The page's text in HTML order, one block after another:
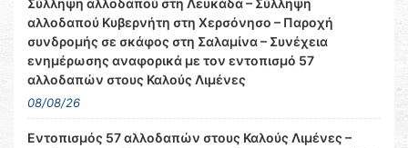
Σύλληψη αλλοδαπού στη Λευκάδα – Σύλληψη
αλλοδαπού Κυβερνήτη στη Χερσόνησο – Παροχή
συνδρομής σε σκάφος στη Σαλαμίνα – Συνέχεια
ενημέρωσης αναφορικά με τον εντοπισμό 57
αλλοδαπών στους Καλούς Λιμένες
08/08/26
Εντοπισμός 57 αλλοδαπών στους Καλούς Λιμένες –